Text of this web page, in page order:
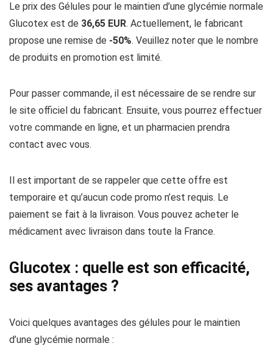
Le prix des Gélules pour le maintien d’une glycémie normale
Glucotex est de 36,65 EUR. Actuellement, le fabricant
propose une remise de -50%. Veuillez noter que le nombre
de produits en promotion est limité.
Pour passer commande, il est nécessaire de se rendre sur
le site officiel du fabricant. Ensuite, vous pourrez effectuer
votre commande en ligne, et un pharmacien prendra
contact avec vous.
Il est important de se rappeler que cette offre est
temporaire et qu’aucun code promo n’est requis. Le
paiement se fait à la livraison. Vous pouvez acheter le
médicament avec livraison dans toute la France.
Glucotex : quelle est son efficacité,
ses avantages ?
Voici quelques avantages des gélules pour le maintien
d’une glycémie normale :